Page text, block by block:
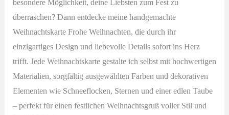
besondere Möglichkeit, deine Liebsten zum Fest zu
überraschen? Dann entdecke meine handgemachte
Weihnachtskarte Frohe Weihnachten, die durch ihr
einzigartiges Design und liebevolle Details sofort ins Herz
trifft. Jede Weihnachtskarte gestalte ich selbst mit hochwertigen
Materialien, sorgfältig ausgewählten Farben und dekorativen
Elementen wie Schneeflocken, Sternen und einer edlen Taube
– perfekt für einen festlichen Weihnachtsgruß voller Stil und